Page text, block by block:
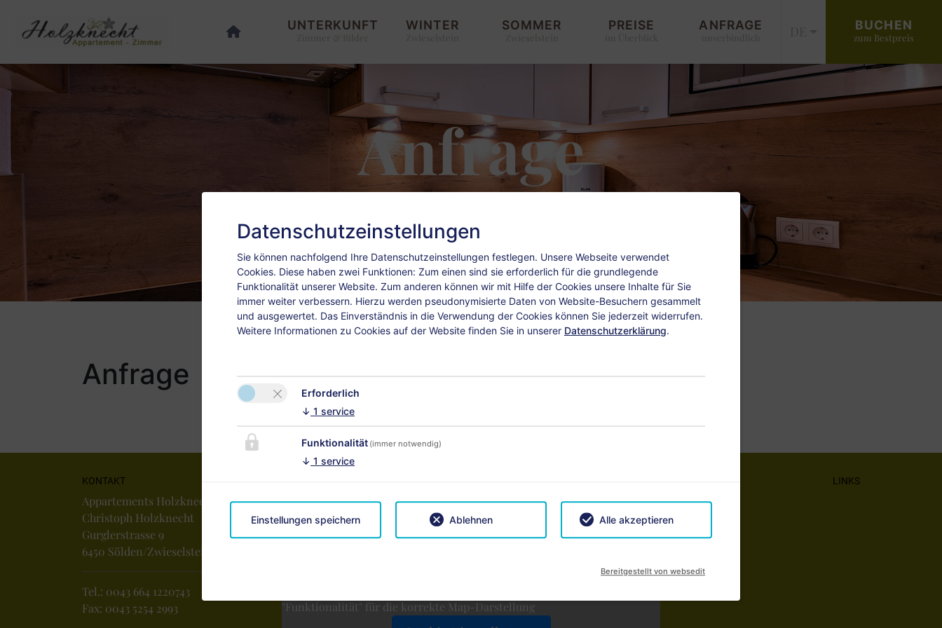
UNTERKUNFT WINTER SOMMER PREISE ANFRAGE BUCHEN
zum Bestpreis
Anfrage
Anfrage
KONTAKT
Appartements Holzknecht
Christoph Holzknecht
Gurglerstrasse 9
6450 Sölden/Zwieselstein
Tel.: 0043 664 1220743
Fax: 0043 5254 2993
"Funktionalität" für die korrekte Map-Darstellung
LINKS
Datenschutzeinstellungen
Sie können nachfolgend Ihre Datenschutzeinstellungen festlegen. Unsere Webseite verwendet
Cookies. Diese haben zwei Funktionen: Zum einen sind sie erforderlich für die grundlegende
Funktionalität unserer Website. Zum anderen können wir mit Hilfe der Cookies unsere Inhalte für Sie
immer weiter verbessern. Hierzu werden pseudonymisierte Daten von Website-Besuchern gesammelt
und ausgewertet. Das Einverständnis in die Verwendung der Cookies können Sie jederzeit widerrufen.
Weitere Informationen zu Cookies auf der Website finden Sie in unserer Datenschutzerklärung.
Erforderlich
↓ 1 service
Funktionalität (immer notwendig)
↓ 1 service
Ablehnen
Einstellungen speichern Alle akzeptieren
Bereitgestellt von websedit